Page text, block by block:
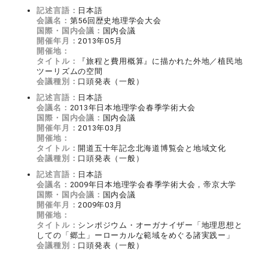
記述言語： 日本語
会議名： 第56回歴史地理学会大会
国際・国内会議： 国内会議
開催年月：2013年05月
開催地：
タイトル：
『旅程と費用概算』に描かれた外地／植民地
ツーリズムの空間
会議種別： 口頭発表（一般）
記述言語： 日本語
会議名： 2013年日本地理学会春季学術大会
国際・国内会議： 国内会議
開催年月：2013年03月
開催地：
タイトル： 開道五十年記念北海道博覧会と地域文化
会議種別： 口頭発表（一般）
記述言語： 日本語
会議名： 2009年日本地理学会春季学術大会，帝京大学
国際・国内会議： 国内会議
開催年月：2009年03月
開催地：
タイトル： シンポジウム・オーガナイザー「地理思想と
しての「郷土」ーローカルな範域をめぐる諸実践ー」
会議種別： 口頭発表（一般）